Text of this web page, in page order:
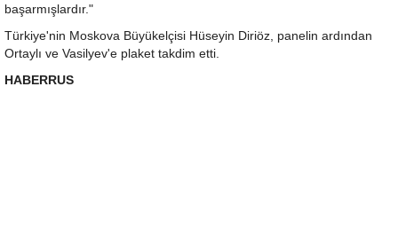
başarmışlardır."
Türkiye'nin Moskova Büyükelçisi Hüseyin Diriöz, panelin ardından
Ortaylı ve Vasilyev'e plaket takdim etti.
HABERRUS